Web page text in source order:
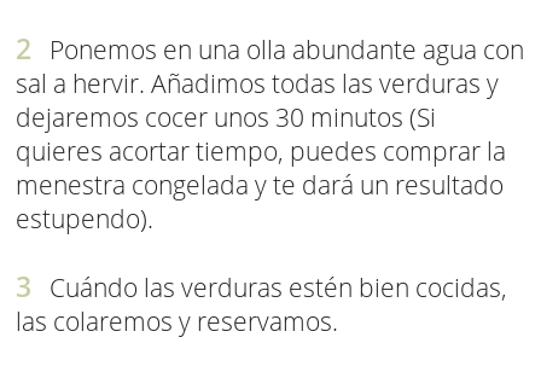
Ponemos en una olla abundante agua con
sal a hervir. Añadimos todas las verduras y
dejaremos cocer unos 30 minutos (Si
quieres acortar tiempo, puedes comprar la
menestra congelada y te dará un resultado
estupendo).
Cuándo las verduras estén bien cocidas,
las colaremos y reservamos.